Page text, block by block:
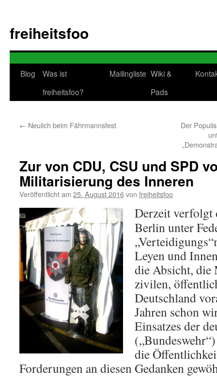
springen
freiheitsfoo
Blog
Was ist
freiheitsfoo?
Mailingliste Wiki &
Pads
← Neulich beim Fährmannsfest
Der
Zur von CDU, CSU und SPD
Militarisierung des Inneren
Veröffentlicht am 25. August 2016von freiheitsfoo
Derzeit
Berlin unter
Leyen und
die Absicht,
zivilen,
Deutschland
Jahren schon
Einsatzes der
die
Forderungen an diesen Gedanken